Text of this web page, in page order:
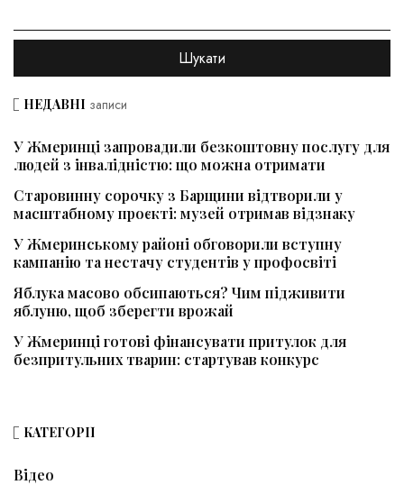
НЕДАВНІ записи
У Жмеринці запровадили безкоштовну послугу для
людей з інвалідністю: що можна отримати
Старовинну сорочку з Барщини відтворили у
масштабному проєкті: музей отримав відзнаку
У Жмеринському районі обговорили вступну
кампанію та нестачу студентів у профосвіті
Яблука масово обсипаються? Чим підживити
яблуню, щоб зберегти врожай
У Жмеринці готові фінансувати притулок для
безпритульних тварин: стартував конкурс
КАТЕГОРІЇ
Відео